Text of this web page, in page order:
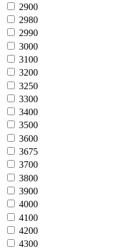
2900
2980
2990
3000
3100
3200
3250
3300
3400
3500
3600
3675
3700
3800
3900
4000
4100
4200
4300